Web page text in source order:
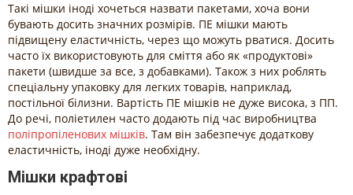
Такі мішки іноді хочеться назвати пакетами, хоча вони
бувають досить значних розмірів. ПЕ мішки мають
підвищену еластичність, через що можуть рватися. Досить
часто їх використовують для сміття або як «продуктові»
пакети (швидше за все, з добавками). Також з них роблять
спеціальну упаковку для легких товарів, наприклад,
постільної білизни. Вартість ПЕ мішків не дуже висока, з ПП.
До речі, поліетилен часто додають під час виробництва
поліпропіленових мішків. Там він забезпечує додаткову
еластичність, іноді дуже необхідну.
Мішки крафтові